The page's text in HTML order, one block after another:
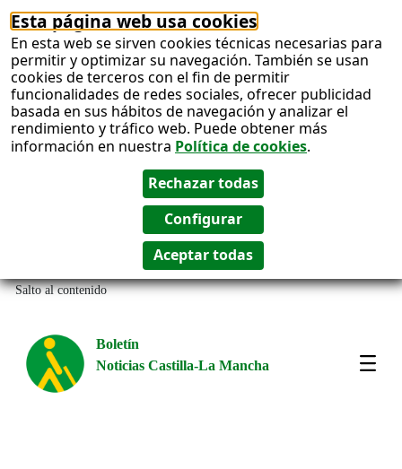
Esta página web usa cookies
En esta web se sirven cookies técnicas necesarias para
permitir y optimizar su navegación. También se usan
cookies de terceros con el fin de permitir
funcionalidades de redes sociales, ofrecer publicidad
basada en sus hábitos de navegación y analizar el
rendimiento y tráfico web. Puede obtener más
información en nuestra Política de cookies.
Salto al contenido
Boletín
Noticias Castilla-La Mancha